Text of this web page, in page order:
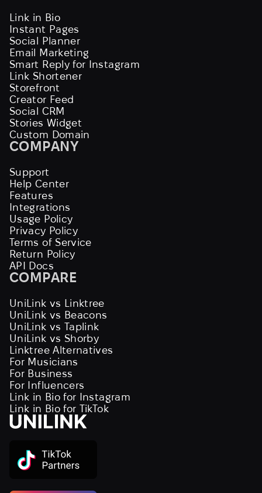
Link in Bio
Instant Pages
Social Planner
Email Marketing
Smart Reply for Instagram
Link Shortener
Storefront
Creator Feed
Social CRM
Stories Widget
Custom Domain
COMPANY
Support
Help Center
Features
Integrations
Usage Policy
Privacy Policy
Terms of Service
Return Policy
API Docs
COMPARE
UniLink vs Linktree
UniLink vs Beacons
UniLink vs Taplink
UniLink vs Shorby
Linktree Alternatives
For Musicians
For Business
For Influencers
Link in Bio for Instagram
Link in Bio for TikTok